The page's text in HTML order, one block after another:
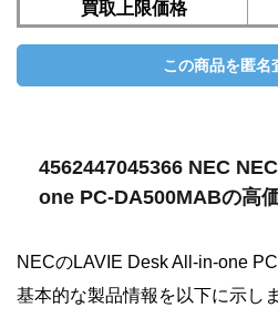
買取上限価格
4562447045366 NEC
one PC-DA500MABの高
NECのLAVIE Desk All-in-one
基本的な製品情報を以下に示し